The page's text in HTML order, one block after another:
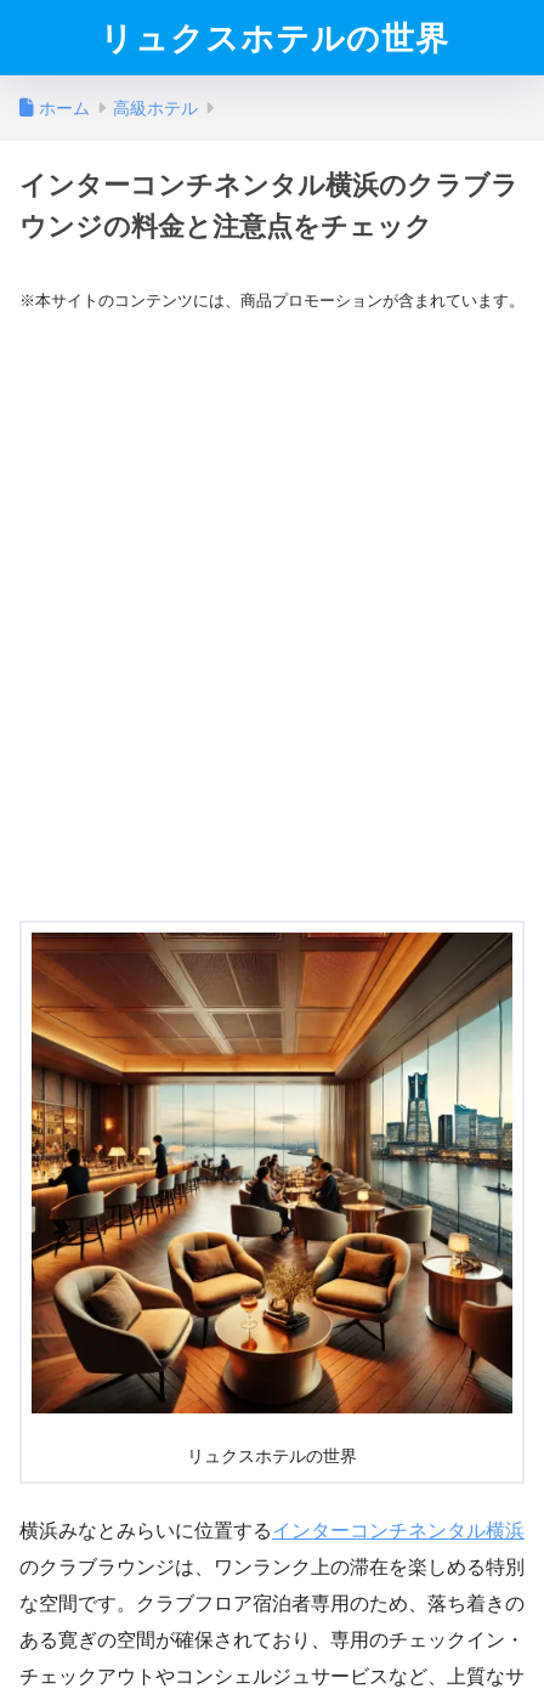
リュクスホテルの世界
ホーム 高級ホテル
インターコンチネンタル横浜のクラブラ
ウンジの料金と注意点をチェック
※本サイトのコンテンツには、商品プロモーションが含まれています。
リュクスホテルの世界
横浜みなとみらいに位置するインターコンチネンタル横浜
のクラブラウンジは、ワンランク上の滞在を楽しめる特別
な空間です。クラブフロア宿泊者専用のため、落ち着きの
ある寛ぎの空間が確保されており、専用のチェックイン・
チェックアウトやコンシェルジュサービスなど、上質なサ